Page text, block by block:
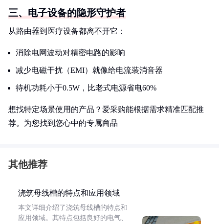
三、电子设备的隐形守护者
从路由器到医疗设备都离不开它：
消除电网波动对精密电路的影响
减少电磁干扰（EMI）就像给电流装消音器
待机功耗小于0.5W，比老式电源省电60%
想找特定场景使用的产品？爱采购能根据需求精准匹配推
荐。为您找到您心中的专属商品
其他推荐
浇筑母线槽的特点和应用领域
本文详细介绍了浇筑母线槽的特点和
应用领域。其特点包括良好的电气、